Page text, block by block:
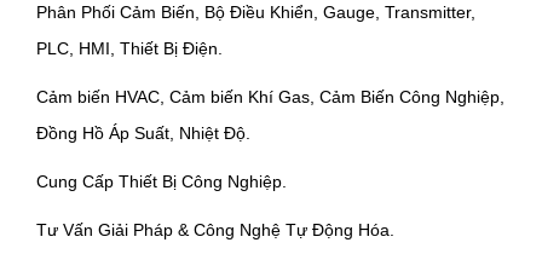
Phân Phối Cảm Biến, Bộ Điều Khiển, Gauge, Transmitter,
PLC, HMI, Thiết Bị Điện.
Cảm biến HVAC, Cảm biến Khí Gas, Cảm Biến Công Nghiệp,
Đồng Hồ Áp Suất, Nhiệt Độ.
Cung Cấp Thiết Bị Công Nghiệp.
Tư Vấn Giải Pháp & Công Nghệ Tự Động Hóa.